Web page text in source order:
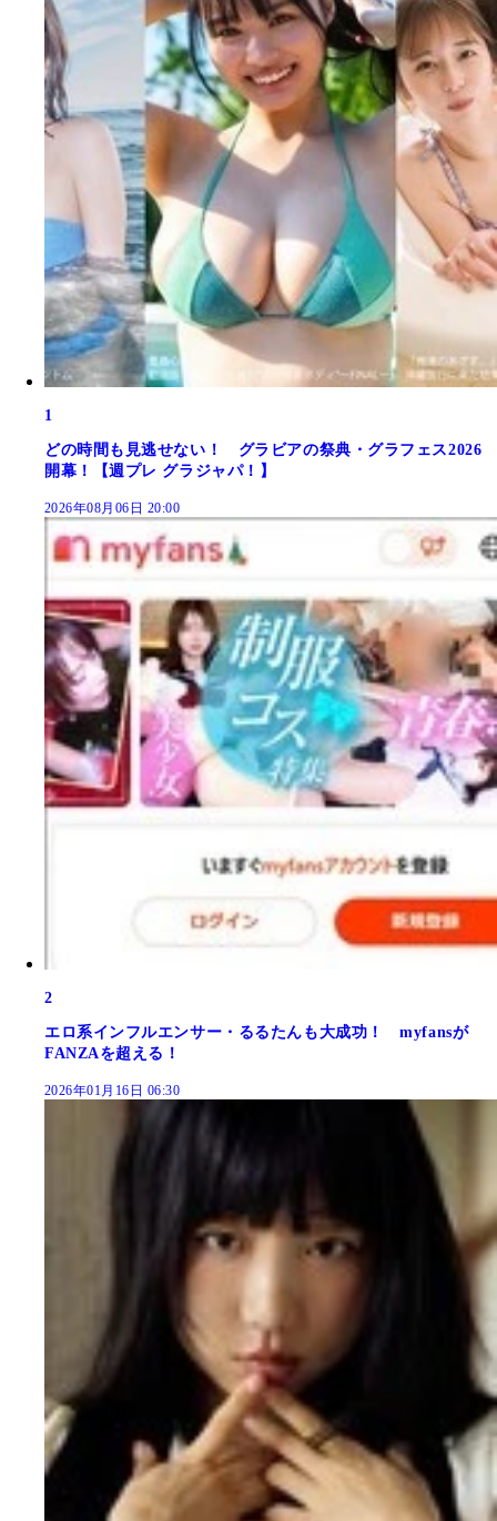
1
どの時間も見逃せない！ グラビアの祭典・グラフェス2026
開幕！【週プレ グラジャパ！】
2026年08月06日 20:00
2
エロ系インフルエンサー・るるたんも大成功！ myfansが
FANZAを超える！
2026年01月16日 06:30